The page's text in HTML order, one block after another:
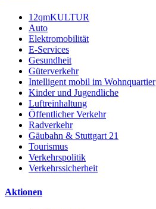
12qmKULTUR
Auto
Elektromobilität
E-Services
Gesundheit
Güterverkehr
Intelligent mobil im Wohnquartier
Kinder und Jugendliche
Luftreinhaltung
Öffentlicher Verkehr
Radverkehr
Gäubahn & Stuttgart 21
Tourismus
Verkehrspolitik
Verkehrssicherheit
Aktionen